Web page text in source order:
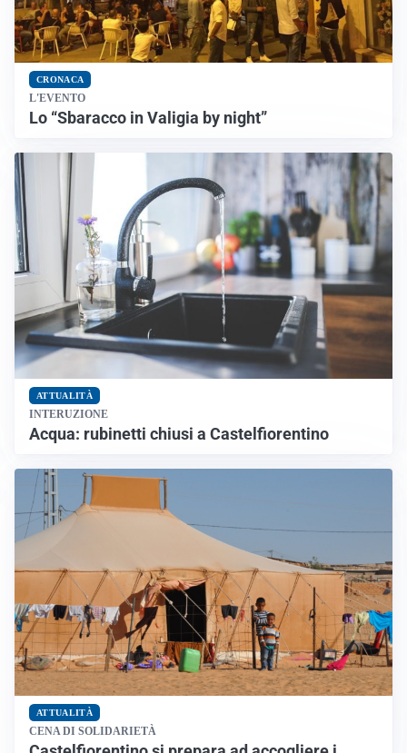
CRONACA
L'EVENTO
Lo “Sbaracco in Valigia by night”
ATTUALITÀ
INTERUZIONE
Acqua: rubinetti chiusi a Castelfiorentino
ATTUALITÀ
CENA DI SOLIDARIETÀ